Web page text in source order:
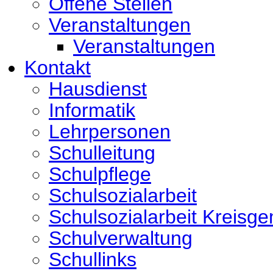
Veranstaltungen
Veranstaltungen
Kontakt
Hausdienst
Informatik
Lehrpersonen
Schulleitung
Schulpflege
Schulsozialarbeit
Schulsozialarbeit
Schulverwaltung
Schullinks